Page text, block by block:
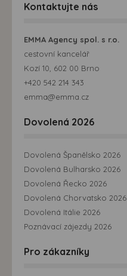
Kontaktujte nás
EMMA Agency spol. s r.o.
cestovní kancelář
Kozí 10, 602 00 Brno
+420 542 214 343
emma@emma.cz
Dovolená 2026
Dovolená Španělsko 2026
Dovolená Bulharsko 2026
Dovolená Řecko 2026
Dovolená Chorvatsko 2026
Dovolená Itálie 2026
Poznávací zájezdy 2026
Pro zákazníky